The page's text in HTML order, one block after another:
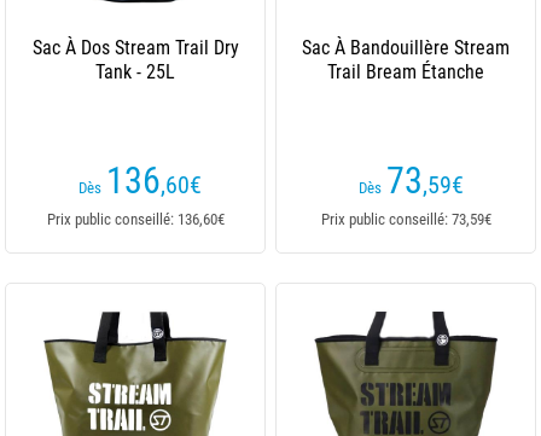
Sac À Dos Stream Trail Dry
Tank - 25L
Dès 136,60€
Prix public conseillé: 136,60€
Sac À Bandouillère Stream
Trail Bream Étanche
Dès 73,59€
Prix public conseillé: 73,59€